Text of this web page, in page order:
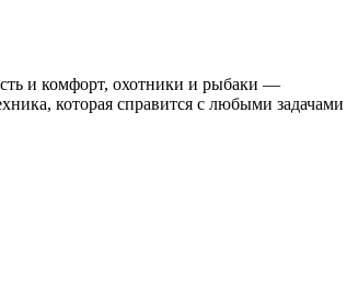
и комфорт, охотники и рыбаки —
которая справится с любыми задачами